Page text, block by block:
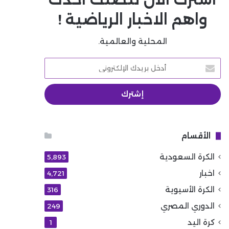
واهم الاخبار الرياضية !
المحلية والعالمية.
أدخل
بريدك
الإلكتروني
الأقسام
الكرة السعودية 5٬893
اخبار 4٬721
الكرة الأسيوية 316
الدوري المصري 249
كرة اليد 1